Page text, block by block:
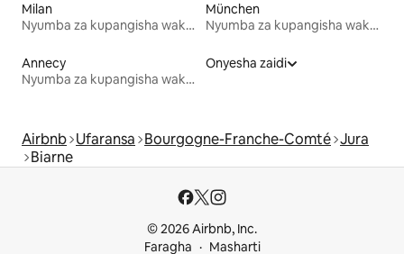
Milan
Nyumba za kupangisha wakati wa likizo
München
Nyumba za kupangisha wakati wa likizo
Annecy
Nyumba za kupangisha wakati wa likizo
Onyesha zaidi
Airbnb Ufaransa Bourgogne-Franche-Comté Jura
Biarne
© 2026 Airbnb, Inc.
Faragha
Masharti